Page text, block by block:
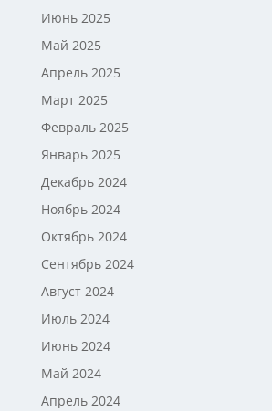
Июнь 2025
Май 2025
Апрель 2025
Март 2025
Февраль 2025
Январь 2025
Декабрь 2024
Ноябрь 2024
Октябрь 2024
Сентябрь 2024
Август 2024
Июль 2024
Июнь 2024
Май 2024
Апрель 2024